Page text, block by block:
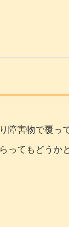
障害物で覆っ
ってもどうか